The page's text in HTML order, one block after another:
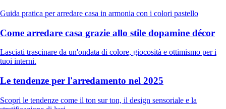
Guida pratica per arredare casa in armonia con i colori pastello
Come arredare casa grazie allo stile dopamine décor
Lasciati trascinare da un'ondata di colore, giocosità e ottimismo per i
tuoi interni.
Le tendenze per l'arredamento nel 2025
Scopri le tendenze come il ton sur ton, il design sensoriale e la